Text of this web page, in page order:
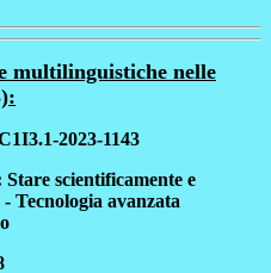
multilinguistiche nelle
2023-1143
scientificamente e
Tecnologia avanzata